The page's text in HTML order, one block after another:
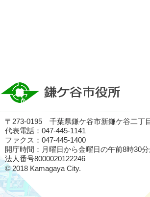
〒273-0195 千葉県鎌ケ谷市新鎌ケ谷二丁
代表電話：047-445-1141
ファクス：047-445-1400
開庁時間：月曜日から金曜日の午前8時30
法人番号8000020122246
© 2018 Kamagaya City.